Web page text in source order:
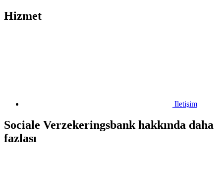
Hizmet
Iletişim
Sociale Verzekeringsbank hakkında daha
fazlası